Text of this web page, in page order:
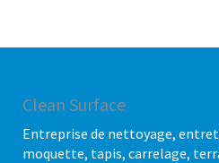
Clean Surface
Entreprise de nettoyage,
moquette, tapis, carrelage,